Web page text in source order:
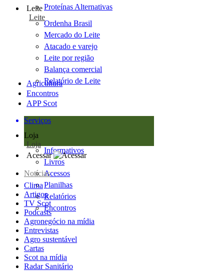
Proteínas Alternativas
Leite
Leite
Ordenha Brasil
Mercado do Leite
Atacado e varejo
Leite por região
Balança comercial
Relatório de Leite
Agricultura
Encontros
APP Scot
Serviços
Loja
Loja
Informativos
Livros
Acessos
Planilhas
Relatórios
Encontros
Acessar
Notícias
Clima
Artigos
TV Scot
Podcasts
Agronegócio na mídia
Entrevistas
Agro sustentável
Cartas
Scot na mídia
Radar Sanitário